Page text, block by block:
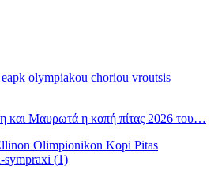
και Μαυρωτά η κοπή πίτας 2026 του…